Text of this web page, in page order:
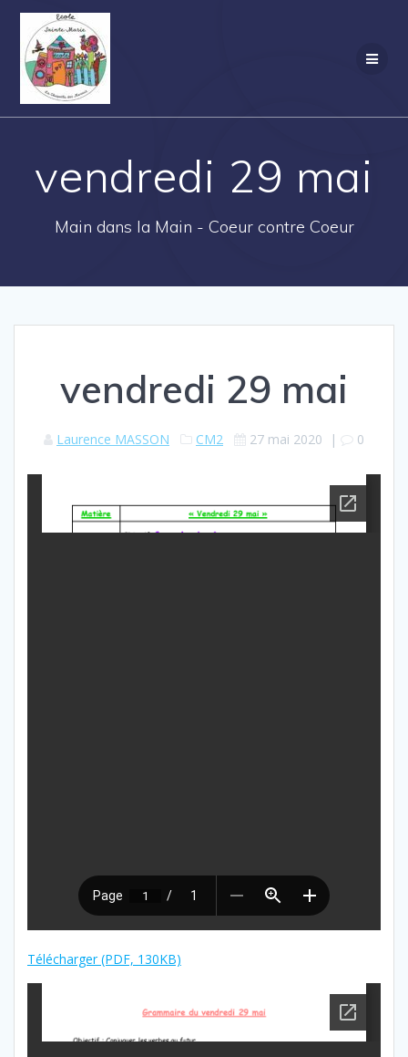
vendredi 29 mai
Main dans la Main - Coeur contre Coeur
vendredi 29 mai
Laurence MASSON CM2 27 mai 2020 | 0
Télécharger (PDF, 130KB)